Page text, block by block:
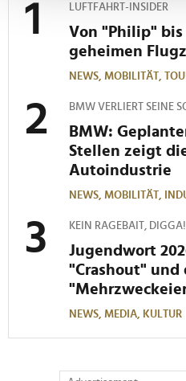
verarbeitet werden, und
Abschnitt Einzelheitenfest.
Wir verwenden Cookies, um
zu können und die Zugriffe
analysieren. Außerdem
Verwendung unserer
soziale Medien, Werbung
Partner führen diese
weiteren Daten zusammen,
haben oder die sie im
gesammelt haben.
LUFTFAHRT-INSIDER
Von "Philip" bis
geheimen
NEWS, MOBILITÄT,
BMW VERLIERT SEINE
BMW:
Stellen zeigt
Autoindustrie
NEWS, MOBILITÄT,
KEIN RAGEBAIT, DIGGA!
Jugendwort
"Crashout" und
NEWS, MEDIA, KULTUR